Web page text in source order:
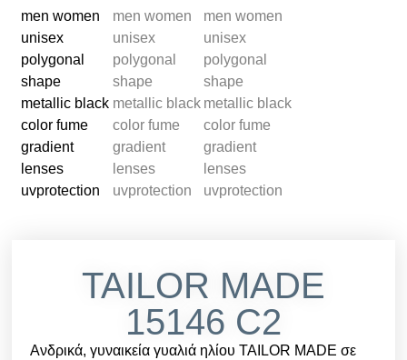
TAILOR MADE
15146 C2
Ανδρικά, γυναικεία γυαλιά ηλίου TAILOR MADE σε